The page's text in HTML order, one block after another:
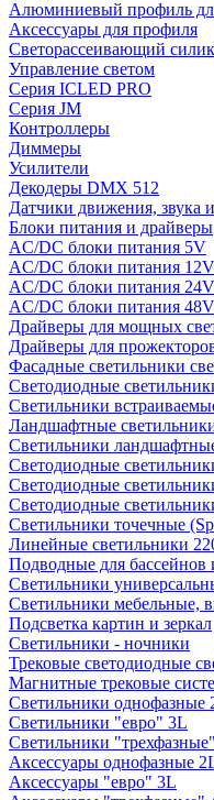
Алюминиевый профиль
Аксессуары для профиля
Светорассеивающий
Управление светом
Серия ICLED PRO
Серия JM
Контроллеры
Диммеры
Усилители
Декодеры DMX 512
Датчики движения, звука и
Блоки питания и драйверы
AC/DC блоки питания 5V
AC/DC блоки питания 12V
AC/DC блоки питания 24V
AC/DC блоки питания 48V
Драйверы для мощных
Драйверы для
Фасадные светильники
Светодиодные
Светильники
Ландшафтные
Светильники
Светодиодные
Светодиодные
Светодиодные
Светильники точечные
Линейные светильники
Подводные для бассейнов
Светильники
Светильники мебельные,
Подсветка картин и зеркал
Светильники - ночники
Трековые светодиодные
Магнитные трековые
Светильники однофазные
Светильники "евро" 3L
Светильники
Аксессуары однофазные
Аксессуары "евро" 3L